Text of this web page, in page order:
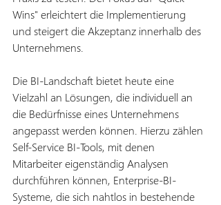
Wins" erleichtert die Implementierung
und steigert die Akzeptanz innerhalb des
Unternehmens.
Die BI-Landschaft bietet heute eine
Vielzahl an Lösungen, die individuell an
die Bedürfnisse eines Unternehmens
angepasst werden können. Hierzu zählen
Self-Service BI-Tools, mit denen
Mitarbeiter eigenständig Analysen
durchführen können, Enterprise-BI-
Systeme, die sich nahtlos in bestehende